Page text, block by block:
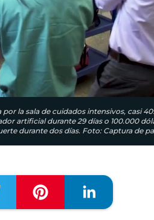
la sala de cuidados intensivos, casi
artificial durante 29 días o 100.000
durante dos días. Foto: Captura de